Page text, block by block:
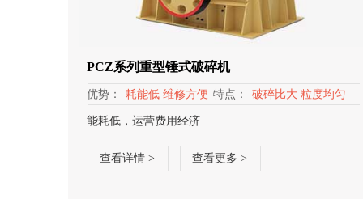
PCZ系列重型锤式破碎机
优势： 耗能低 维修方便 特点： 破碎比大 粒度均匀
能耗低，运营费用经济
查看详情 > 查看更多 >